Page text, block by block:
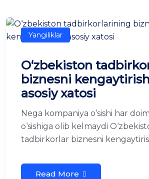
Yangiliklar
O‘zbekiston
biznesni
asosiy xatosi
Nega kompaniya o‘sishi har
o‘sishiga olib kelmaydi
tadbirkorlar biznesni
Read More